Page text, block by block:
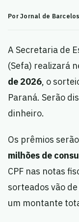
Por Jornal de Barcelos
A Secretaria de
(Sefa) realizará
de 2026, o
Paraná. Serão
dinheiro.
Os prêmios
milhões de
CPF nas notas
sorteados vão de
um montante